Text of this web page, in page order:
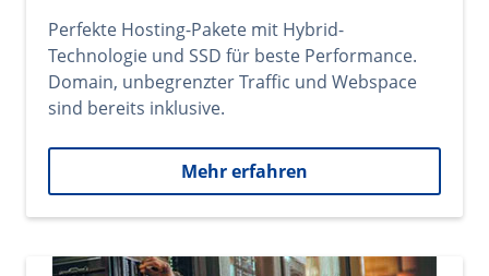
Perfekte Hosting-Pakete mit Hybrid-
Technologie und SSD für beste Performance.
Domain, unbegrenzter Traffic und Webspace
sind bereits inklusive.
Mehr erfahren